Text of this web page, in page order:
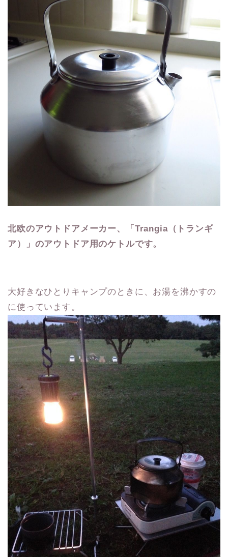
北欧のアウトドアメーカー、「Trangia（トランギ
ア）」のアウトドア用のケトルです。
大好きなひとりキャンプのときに、お湯を沸かすの
に使っています。